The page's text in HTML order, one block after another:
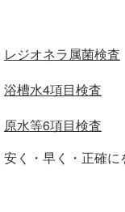
レジオネラ属菌検査
浴槽水4項目検査
原水等6項目検査
安く・早く・正確に